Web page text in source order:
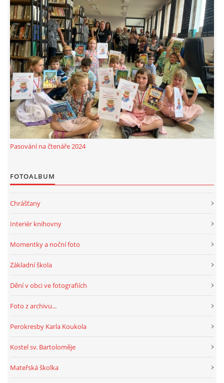
VÝZNAČNÍ RODÁCI
FOTOALBUM
PODĚKOVÁNÍ
NAPSALI O NÁS....
SLUŽBY
Pasování na čtenáře 2024
FOTOALBUM
Chrášťany
Interiér knihovny
Momentky a noční foto
Základní škola
Dění v obci ve fotografiích
Foto z archivu...
Perokresby Karla Koukola
Kostel sv. Bartoloměje
Mateřská školka